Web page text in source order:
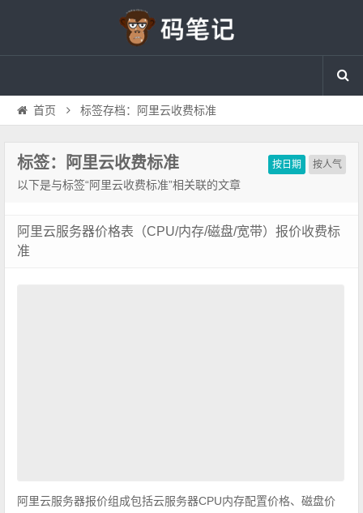
首页 标签存档：阿里云收费标准
按日期 按人气
标签：阿里云收费标准
以下是与标签“阿里云收费标准”相关联的文章
阿里云服务器价格表（CPU/内存/磁盘/宽带）报价收费标
准
阿里云服务器报价组成包括云服务器CPU内存配置价格、磁盘价